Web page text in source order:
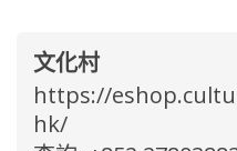
文化村
https://
hk/